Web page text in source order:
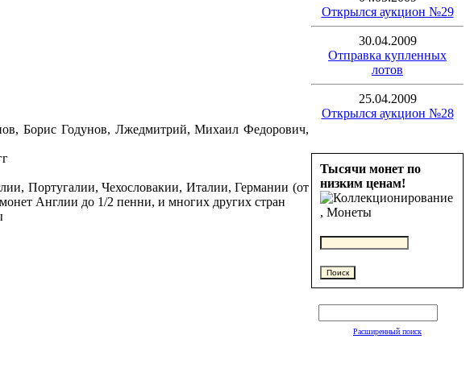
Борис Годунов, Лжедмитрий, Михаил Федорович,
Португалии, Чехословакии, Италии, Германии (от
Англии до 1/2 пенни, и многих других стран
Открылся аукцион №29
30.04.2009
Отправка купленных
лотов
25.04.2009
Открылся аукцион №28
Тысячи монет по
низким ценам!
Расширенный поиск